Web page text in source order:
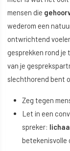
mensen die
wederom een
ontwrichtend
gesprekken rond
van je
slechthorend bent
Zeg tegen
Let in een
spreker:
betekenisvolle